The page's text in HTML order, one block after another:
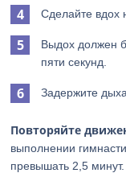
Сделайте вдох
Выдох должен
пяти секунд.
Задержите
Повторяйте
выполнении
превышать 2,5 минут.